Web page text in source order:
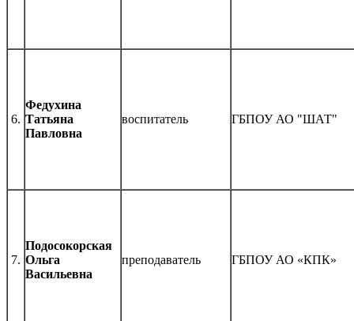
6.
Федухина
Татьяна
Павловна
воспитатель ГБПОУ АО "ШАТ"
7.
Подосокорская
Ольга
Васильевна
преподаватель ГБПОУ АО «КПК»